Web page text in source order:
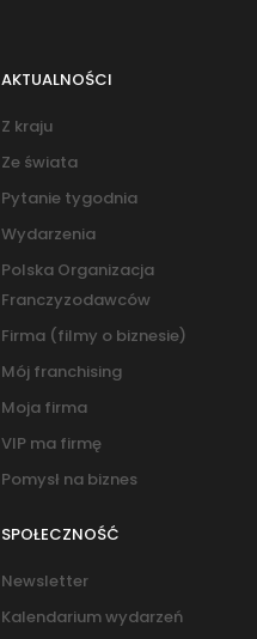
AKTUALNOŚCI
Z kraju
Ze świata
Pytanie tygodnia
Wydarzenia
Polska Organizacja
Franczyzodawców
Firma (filmy o biznesie)
Mój franchising
Moja firma
VIP ma firmę
Pomysł na biznes
SPOŁECZNOŚĆ
Newsletter
Kalendarium wydarzeń